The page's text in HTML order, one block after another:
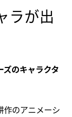
ラが出
のキャラクタ
作のアニメーシ